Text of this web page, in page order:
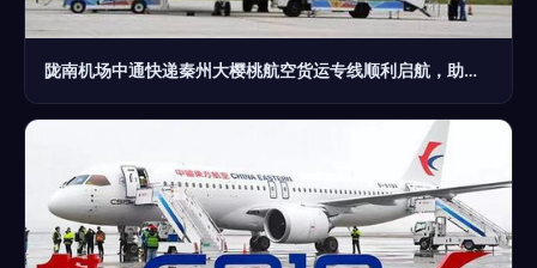
陇南机场中通快递秦州大樱桃航空货运专线顺利启航，助力航空商务服务新升级